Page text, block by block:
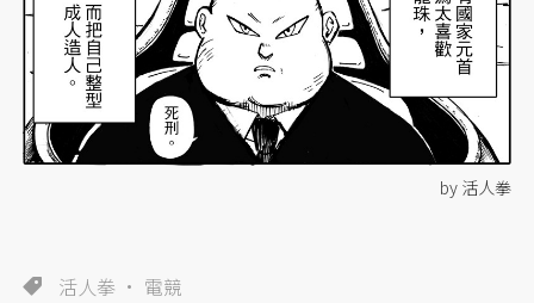
by 活人拳
活人拳 電競